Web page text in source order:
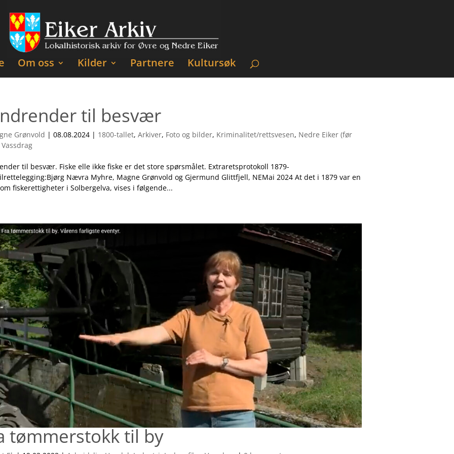
Om oss Kilder Partnere Kultursøk
til besvær
Grønvold |08.08.2024 | 1800-tallet,Arkiver, Foto og bilder, Kriminalitet/rettsvesen, Nedre Eiker (før
Vassdrag
til besvær. Fiske elle ikke fiske er det store spørsmålet. Extraretsprotokoll 1879-
Nævra Myhre, Magne Grønvold og Gjermund Glittfjell, NEMai 2024 At det i 1879 var en
fiskerettigheter i Solbergelva, vises i følgende...
tømmerstokk til by